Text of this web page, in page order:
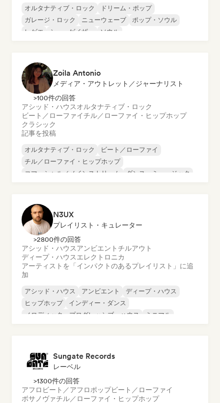
オルタナティブ・ロック
ドリーム・ポップ
ガレージ・ロック
ニューウェーブ
ポップ・ソウル
レゲエ
シューゲイザー ソウル
Zoila Antonio
メディア・アウトレット／ジャーナリスト
>100件の回答
アシッド・ハウスオルタナティブ・ロック
ビート／ローファイチル／ローファイ・ヒップホップ
クラシック
記事を投稿
オルタナティブ・ロック
ビート／ローファイ
チル／ローファイ・ヒップホップ
コマーシャル／メインストリーム
ダンス・ミュージック
N3UX
プレイリスト・キュレーター
>2800件の回答
アシッド・ハウスアンビエント チルアウト
ディープ・ハウスエレクトロニカ
アーティストを「インパクトのあるプレイリスト」に追
加
アシッド・ハウス アンビエント
ディープ・ハウス
ヒップホップ
インディー・ダンス
メロディック・プログレッシブ・ハウス
ミニマル
Sungate Records
レーベル
>1300件の回答
アフロビート／アフロポップビート／ローファイ
ボサノヴァチル／ローファイ・ヒップホップ